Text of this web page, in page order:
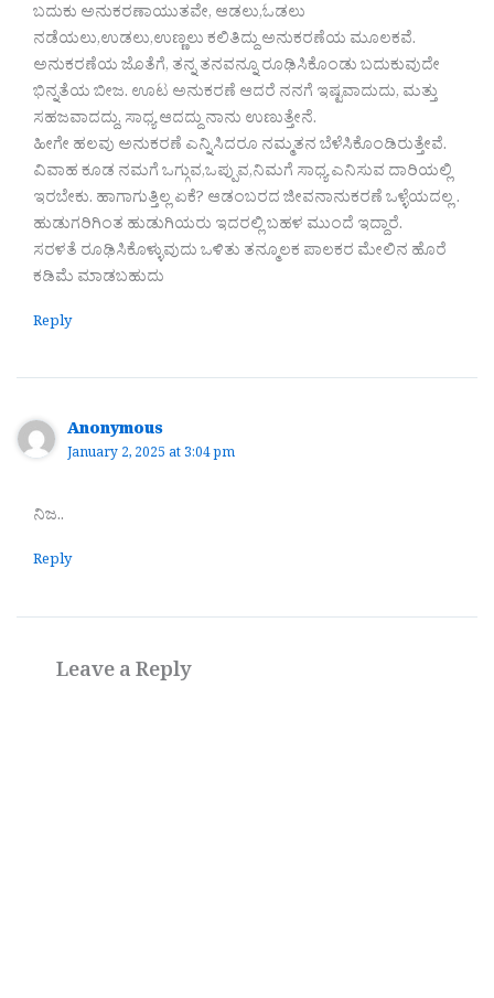
ಬದುಕು ಅನುಕರಣಾಯುತವೇ, ಆಡಲು,ಓಡಲು
ನಡೆಯಲು,ಉಡಲು,ಉಣ್ಣಲು ಕಲಿತಿದ್ದು ಅನುಕರಣೆಯ ಮೂಲಕವೆ.
ಅನುಕರಣೆಯ ಜೊತೆಗೆ, ತನ್ನ ತನವನ್ನೂ ರೂಢಿಸಿಕೊಂಡು ಬದುಕುವುದೇ
ಭಿನ್ನತೆಯ ಬೀಜ. ಊಟ ಅನುಕರಣೆ ಆದರೆ ನನಗೆ ಇಷ್ಟವಾದುದು, ಮತ್ತು
ಸಹಜವಾದದ್ದು, ಸಾಧ್ಯ ಆದದ್ದು ನಾನು ಉಣುತ್ತೇನೆ.
ಹೀಗೇ ಹಲವು ಅನುಕರಣೆ ಎನ್ನಿಸಿದರೂ ನಮ್ಮತನ ಬೆಳೆಸಿಕೊಂಡಿರುತ್ತೇವೆ.
ವಿವಾಹ ಕೂಡ ನಮಗೆ ಒಗ್ಗುವ,ಒಪ್ಪುವ,ನಿಮಗೆ ಸಾಧ್ಯ ಎನಿಸುವ ದಾರಿಯಲ್ಲಿ
ಇರಬೇಕು. ಹಾಗಾಗುತ್ತಿಲ್ಲ ಏಕೆ? ಆಡಂಬರದ ಜೀವನಾನುಕರಣೆ ಒಳ್ಳೆಯದಲ್ಲ .
ಹುಡುಗರಿಗಿಂತ ಹುಡುಗಿಯರು ಇದರಲ್ಲಿ ಬಹಳ ಮುಂದೆ ಇದ್ದಾರೆ.
ಸರಳತೆ ರೂಢಿಸಿಕೊಳ್ಳುವುದು ಒಳಿತು ತನ್ಮೂಲಕ ಪಾಲಕರ ಮೇಲಿನ ಹೊರೆ
ಕಡಿಮೆ ಮಾಡಬಹುದು
Reply
Anonymous
January 2, 2025 at 3:04 pm
ನಿಜ..
Reply
Leave a Reply